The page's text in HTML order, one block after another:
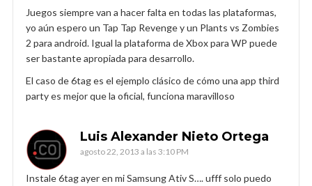
Juegos siempre van a hacer falta en todas las plataformas,
yo aún espero un Tap Tap Revenge y un Plants vs Zombies
2 para android. Igual la plataforma de Xbox para WP puede
ser bastante apropiada para desarrollo.
El caso de 6tag es el ejemplo clásico de cómo una app third
party es mejor que la oficial, funciona maravilloso
Luis Alexander Nieto Ortega
agosto 22, 2013 a las 3:10 PM
Instale 6tag ayer en mi Samsung Ativ S…. ufff solo puedo